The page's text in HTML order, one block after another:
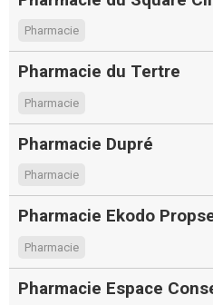
Pharmacie
Pharmacie du Tertre
Pharmacie
Pharmacie Dupré
Pharmacie
Pharmacie Ekodo
Pharmacie
Pharmacie Espace